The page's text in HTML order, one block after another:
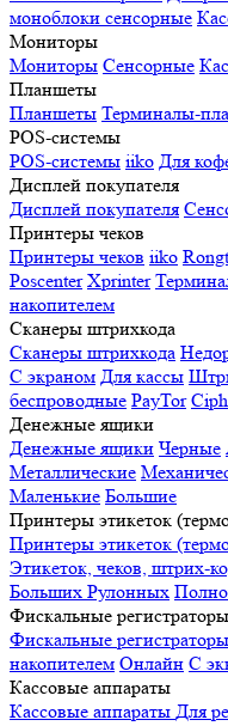
моноблоки сенсорные
Мониторы
Мониторы Сенсорные
Планшеты
Планшеты Терминалы-
POS-системы
POS-системы iiko Для
Дисплей покупателя
Дисплей покупателя
Принтеры чеков
Принтеры чеков iiko
Poscenter Xprinter
накопителем
Сканеры штрихкода
Сканеры штрихкода
С экраном Для кассы
беспроводные PayTor
Денежные ящики
Денежные ящики Черные
Металлические
Маленькие Большие
Принтеры этикеток
Принтеры этикеток
Этикеток, чеков, штрих-
Больших Рулонных
Фискальные регистраторы
Фискальные регистраторы
накопителем Онлайн С
Кассовые аппараты
Кассовые аппараты Для